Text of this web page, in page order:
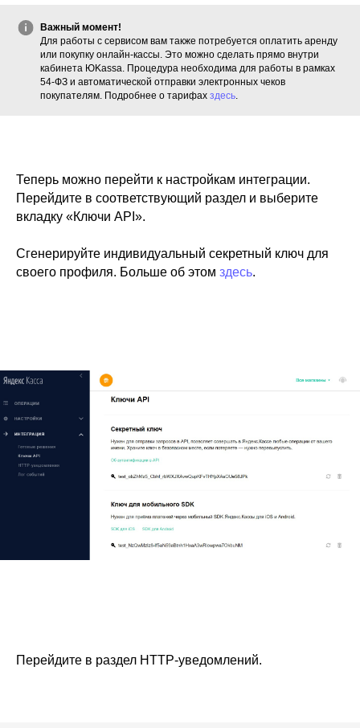
Важный момент!
Для работы с сервисом вам также потребуется оплатить аренду
или покупку онлайн-кассы. Это можно сделать прямо внутри
кабинета ЮKassa. Процедура необходима для работы в рамках
54-ФЗ и автоматической отправки электронных чеков
покупателям. Подробнее о тарифах здесь
Теперь можно перейти к настройкам интеграции.
Перейдите в соответствующий раздел и выберите
вкладку «Ключи API».
Сгенерируйте индивидуальный секретный ключ для
своего профиля. Больше об этом здесь.
Перейдите в раздел HTTP-уведомлений.